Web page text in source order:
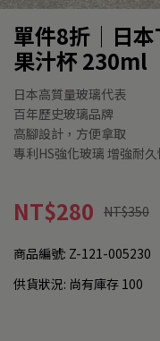
單件8折│日本
果汁杯 230ml
日本高質量玻璃代表
百年歷史玻璃品牌
高腳設計，方便拿取
專利HS強化玻璃 增強耐
NT$280 NT$350
商品編號: Z-121-005230
供貨狀況: 尚有庫存 100